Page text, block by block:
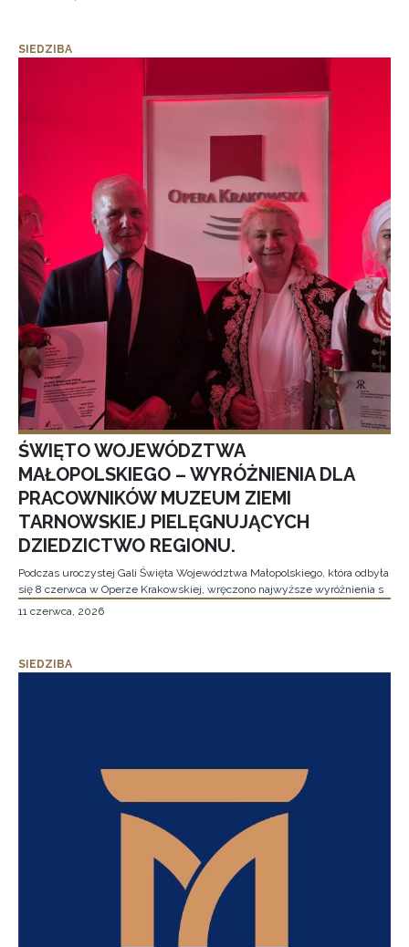
SIEDZIBA
ŚWIĘTO WOJEWÓDZTWA
MAŁOPOLSKIEGO – WYRÓŻNIENIA DLA
PRACOWNIKÓW MUZEUM ZIEMI
TARNOWSKIEJ PIELĘGNUJĄCYCH
DZIEDZICTWO REGIONU.
Podczas uroczystej Gali Święta Województwa Małopolskiego, która odbyła
się 8 czerwca w Operze Krakowskiej, wręczono najwyższe wyróżnienia s
11 czerwca, 2026
SIEDZIBA